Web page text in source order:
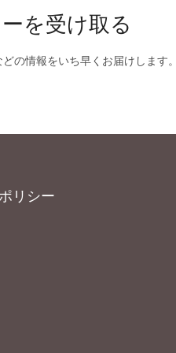
を受け取る
の情報をいち早くお届けします
リシー